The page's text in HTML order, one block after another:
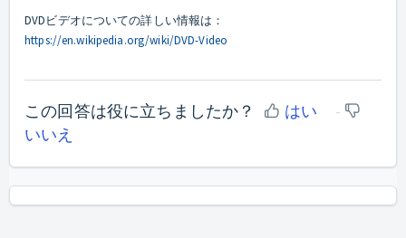
DVDビデオについての詳しい情報は：
https://en.wikipedia.org/wiki/DVD-Video
この回答は役に立ちましたか？
はい
いいえ